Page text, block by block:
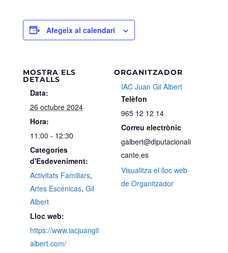
Afegeix al calendari
MOSTRA ELS
DETALLS
Data:
26 octubre 2024
Hora:
11:00 - 12:30
Categories
d'Esdeveniment:
Activitats Familiars,
Artes Escénicas, Gil
Albert
Lloc web:
https://www.iacjuangil
albert.com/
ORGANITZADOR
IAC Juan Gil Albert
Telèfon
965 12 12 14
Correu electrònic
galbert@diputacionali
cante.es
Visualitza el lloc web
de Organitzador